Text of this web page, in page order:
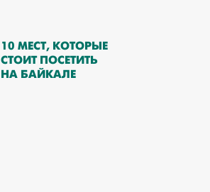
10 МЕСТ, КОТОРЫЕ
СТОИТ ПОСЕТИТЬ
НА БАЙКАЛЕ